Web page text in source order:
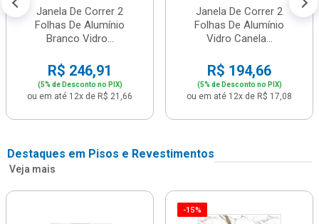
Janela De Correr 2
Folhas De Alumínio
Branco Vidro...
R$ 246,91
(5% de Desconto no PIX)
ou em até 12x de R$ 21,66
Janela De Correr 2
Folhas De Alumínio
Vidro Canela...
R$ 194,66
(5% de Desconto no PIX)
ou em até 12x de R$ 17,08
Destaques em Pisos e Revestimentos
Veja mais
-15%